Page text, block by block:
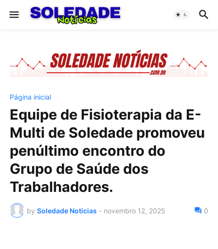
Página inicial
Equipe de Fisioterapia da E-
Multi de Soledade promoveu
penúltimo encontro do
Grupo de Saúde dos
Trabalhadores.
by Soledade Noticias - novembro 12, 2025 0